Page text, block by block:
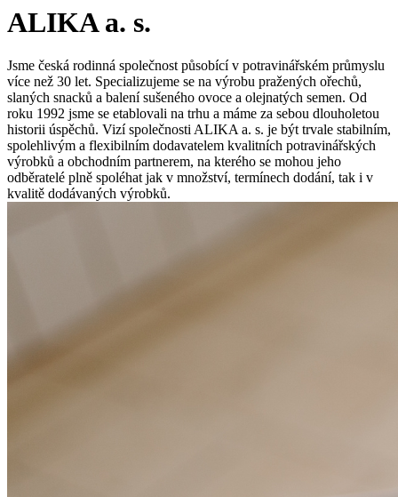
ALIKA a. s.
Jsme česká rodinná společnost působící v potravinářském průmyslu
více než 30 let. Specializujeme se na výrobu pražených ořechů,
slaných snacků a balení sušeného ovoce a olejnatých semen. Od
roku 1992 jsme se etablovali na trhu a máme za sebou dlouholetou
historii úspěchů. Vizí společnosti ALIKA a. s. je být trvale stabilním,
spolehlivým a flexibilním dodavatelem kvalitních potravinářských
výrobků a obchodním partnerem, na kterého se mohou jeho
odběratelé plně spoléhat jak v množství, termínech dodání, tak i v
kvalitě dodávaných výrobků.